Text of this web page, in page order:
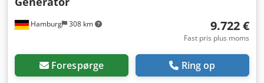
Hamburg 308 km 9.722 €
Fast pris plus moms
Forespørge Ring op